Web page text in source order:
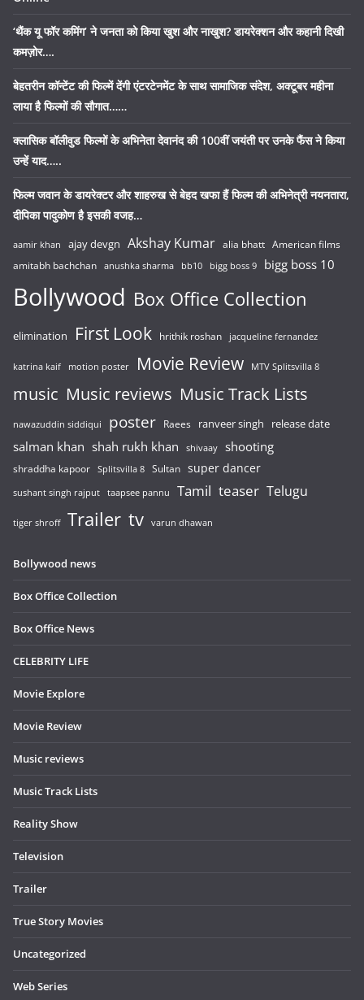
‘थैंक यू फॉर कमिंग’ ने जनता को किया खुश और नाखुश? डायरेक्शन और कहानी दिखी
कमज़ोर….
बेहतरीन कॉन्टेंट की फिल्में देंगी एंटरटेनमेंट के साथ सामाजिक संदेश, अक्टूबर महीना
लाया है फिल्मों की सौगात……
क्लासिक बॉलीवुड फिल्मों के अभिनेता देवानंद की 100वीं जयंती पर उनके फैंस ने किया
उन्हें याद…..
फिल्म जवान के डायरेक्टर और शाहरुख से बेहद खफा हैं फिल्म की अभिनेत्री नयनतारा,
दीपिका पादुकोण है इसकी वजह…
aamir khan ajay devgn Akshay Kumar alia bhatt American films
amitabh bachchan anushka sharma bb10 bigg boss 9 bigg boss 10
Bollywood Box Office Collection
elimination First Look hrithik roshan jacqueline fernandez
katrina kaif motion poster Movie Review MTV Splitsvilla 8
music Music reviews Music Track Lists
nawazuddin siddiqui poster Raees ranveer singh release date
salman khan shah rukh khan shivaay shooting
shraddha kapoor Splitsvilla 8 Sultan super dancer
sushant singh rajput taapsee pannu Tamil teaser Telugu
tiger shroff Trailer tv varun dhawan
Bollywood news
Box Office Collection
Box Office News
CELEBRITY LIFE
Movie Explore
Movie Review
Music reviews
Music Track Lists
Reality Show
Television
Trailer
True Story Movies
Uncategorized
Web Series